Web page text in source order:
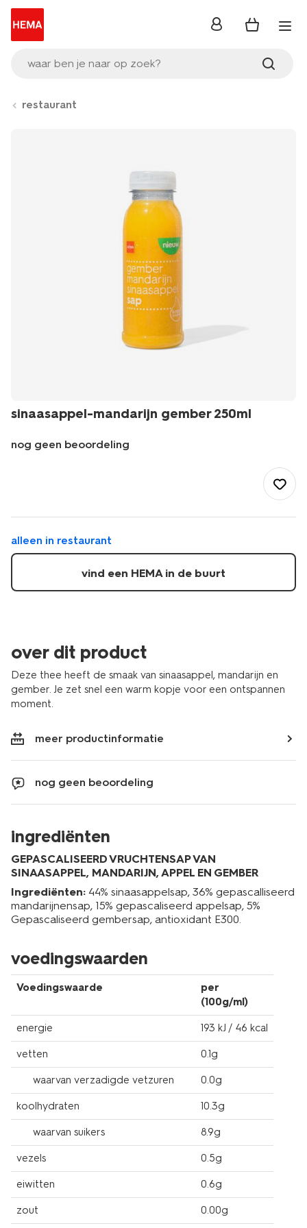
waar ben je naar op zoek?
inloggen
restaurant
sinaasappel-mandarijn gember 250ml
nog geen beoordeling
gember-
250ml-
alleen in restaurant
vind een HEMA in de buurt
over dit product
Deze thee heeft de smaak van sinaasappel, mandarijn en
gember. Je zet snel een warm kopje voor een ontspannen
moment.
meer productinformatie
nog geen beoordeling
ingrediënten
GEPASCALISEERD VRUCHTENSAP VAN
SINAASAPPEL, MANDARIJN, APPEL EN GEMBER
Ingrediënten: 44% sinaasappelsap, 36% gepascalliseerd
mandarijnensap, 15% gepascaliseerd appelsap, 5%
Gepascaliseerd gembersap, antioxidant E300.
voedingswaarden
Voedingswaarde
per
(100g/ml)
energie 193 kJ / 46 kcal
vetten 0.1g
waarvan verzadigde vetzuren 0.0g
koolhydraten 10.3g
waarvan suikers 8.9g
vezels 0.5g
eiwitten 0.6g
zout 0.00g